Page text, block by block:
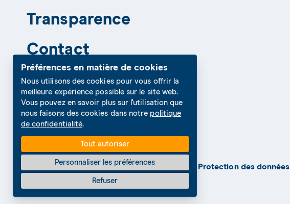
Préférences en matière de cookies
Nous utilisons des cookies pour vous offrir la
meilleure expérience possible sur le site web.
Vous pouvez en savoir plus sur l'utilisation que
nous faisons des cookies dans notre politique
de confidentialité.
Tout autoriser
Personnaliser les préférences
Refuser
Transparence
Contact
© 2026 Le Centre Cookies Settings Protection des données